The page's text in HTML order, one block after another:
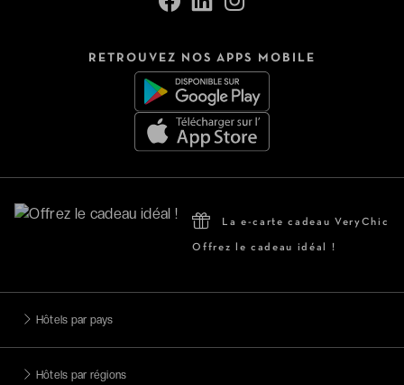
RETROUVEZ NOS APPS MOBILE
La e-carte cadeau VeryChic
Offrez le cadeau idéal !
Hôtels par pays
Hôtels par régions